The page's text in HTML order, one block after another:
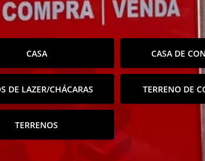
CASA CASA DE
DE LAZER/CHÁCARAS TERRENO DE
TERRENOS